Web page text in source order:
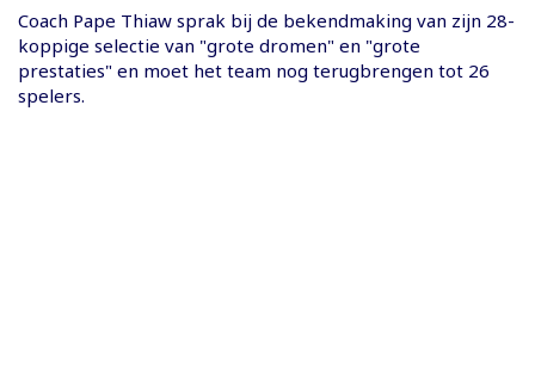
Coach Pape Thiaw sprak bij de bekendmaking van zijn 28-
koppige selectie van "grote dromen" en "grote
prestaties" en moet het team nog terugbrengen tot 26
spelers.